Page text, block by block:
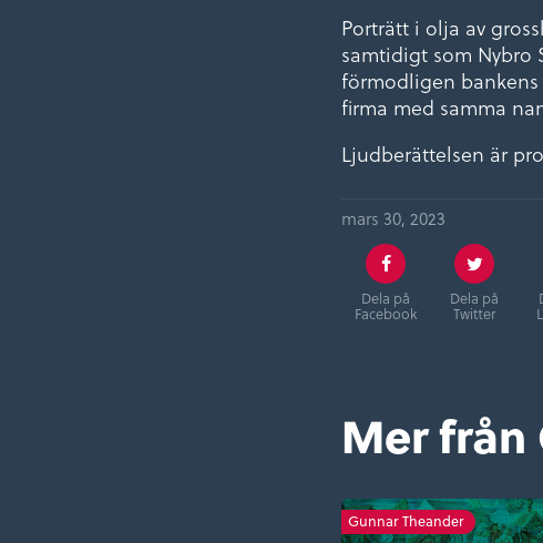
Porträtt i olja av
samtidigt som Nybro
förmodligen
firma med samma
Ljudberättelsen är
mars 30, 2023
Dela på
Facebook
Dela på
Twitter
Mer från
Gunnar Theander